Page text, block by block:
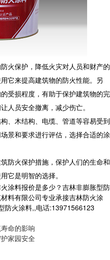
火保护，降低火灾对人员和财产的
它来提高建筑物的防火性能。另
受损程度，有助于保护建筑物的完
人员安全撤离，减少伤亡。
、木结构、电缆、管道等容易受到
景和要求进行评估，选择合适的涂
防火保护措施，保护人们的生命和
它是明智的选择。
涂料报价是多少？吉林非膨胀型防
料有限公司专业承接吉林防火涂
防火涂料,,电话:13971566123
命的影响
家园安全